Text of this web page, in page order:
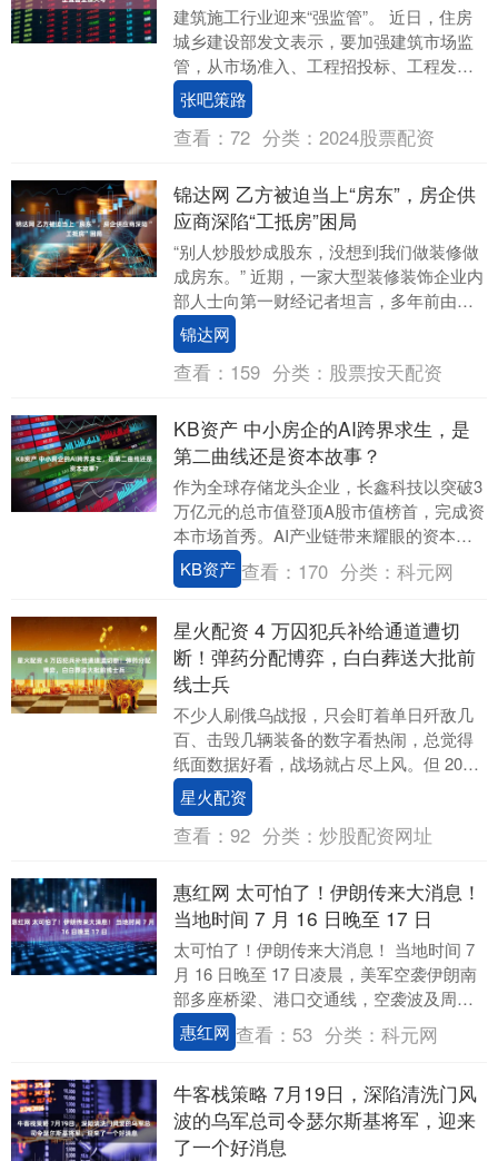
建筑施工行业迎来“强监管”。 近日，住房
城乡建设部发文表示，要加强建筑市场监
管，从市场准入、工程招投标、工程发包
承包、工程款支付、数智化监管等方面入
手，加快构建....
张吧策路
查看： 72 分类： 2024股票配资
锦达网 乙方被迫当上“房东”，房企供
应商深陷“工抵房”困局
“别人炒股炒成股东，没想到我们做装修做
成房东。” 近期，一家大型装修装饰企业内
部人士向第一财经记者坦言，多年前由于
房地产客户资金链断裂，公司不得不通
过“以房抵债....
锦达网
查看： 159 分类： 股票按天配资
KB资产 中小房企的AI跨界求生，是
第二曲线还是资本故事？
作为全球存储龙头企业，长鑫科技以突破3
万亿元的总市值登顶A股市值榜首，完成资
本市场首秀。AI产业链带来耀眼的资本光
环，已吸引一众手握土地、房屋等资产的
开发商蠢蠢....
KB资产 查看： 170 分类：科元网
星火配资 4 万囚犯兵补给通道遭切
断！弹药分配博弈，白白葬送大批前
线士兵
不少人刷俄乌战报，只会盯着单日歼敌几
百、击毁几辆装备的数字看热闹，总觉得
纸面数据好看，战场就占尽上风。但 2023
年初巴赫穆特郊外一段实拍画面，彻底撕
碎了这种....
星火配资
查看： 92 分类： 炒股配资网址
惠红网 太可怕了！伊朗传来大消息！
当地时间 7 月 16 日晚至 17 日
太可怕了！伊朗传来大消息！ 当地时间 7
月 16 日晚至 17 日凌晨，美军空袭伊朗南
部多座桥梁、港口交通线，空袭波及周边
居民区、供电设施，造成人员伤亡、片
区....
惠红网 查看： 53 分类：科元网
牛客栈策略 7月19日，深陷清洗门风
波的乌军总司令瑟尔斯基将军，迎来
了一个好消息